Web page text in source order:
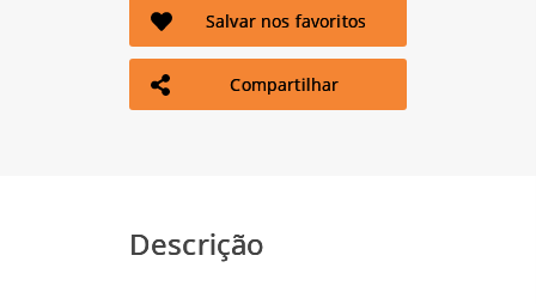
Salvar nos favoritos
Compartilhar
Descrição